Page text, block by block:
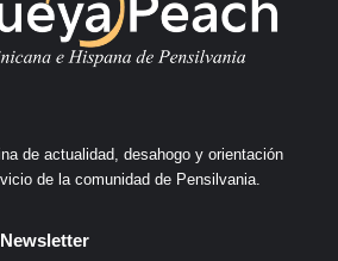
de actualidad, desahogo y orientación
de la comunidad de Pensilvania.